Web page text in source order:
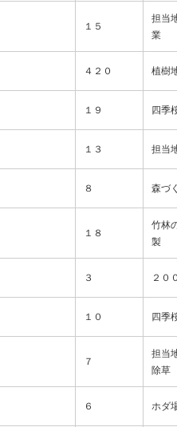
１５
担当
業
４２０ 植樹
１９ 四季
１３ 担当
８ 森づ
１８
竹林
製
３ ２０
１０ 四季
７
担当
除草
６ ホダ